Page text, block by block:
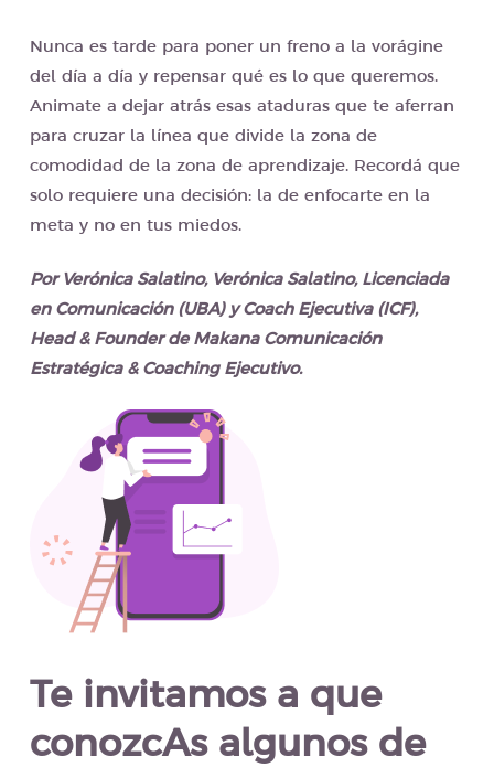
Nunca es tarde para poner un freno a la vorágine
del día a día y repensar qué es lo que queremos.
Animate a dejar atrás esas ataduras que te aferran
para cruzar la línea que divide la zona de
comodidad de la zona de aprendizaje. Recordá que
solo requiere una decisión: la de enfocarte en la
meta y no en tus miedos.
Por Verónica Salatino, Verónica Salatino, Licenciada
en Comunicación (UBA) y Coach Ejecutiva (ICF),
Head & Founder de Makana Comunicación
Estratégica & Coaching Ejecutivo.
Te invitamos a que
conozcAs algunos de